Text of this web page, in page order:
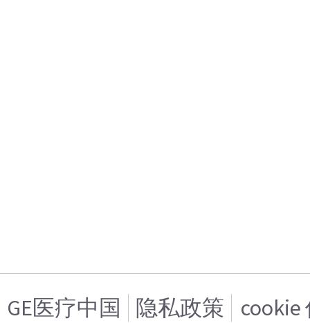
GE医疗中国 隐私政策 cookie